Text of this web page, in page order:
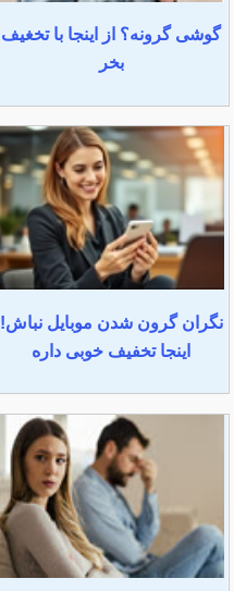
گوشی گرونه؟ از اینجا با تخغیف
بخر
نگران گرون شدن موبایل نباش!
اینجا تخفیف خوبی داره